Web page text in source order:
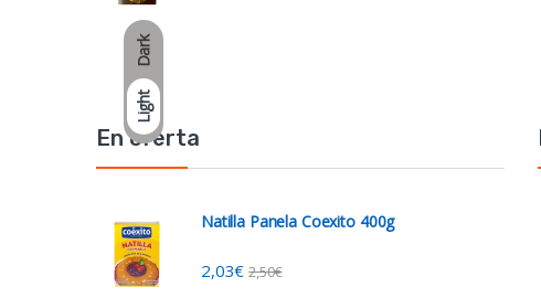
Dark
Light
En oferta
Natilla Panela Coexito 400g
2,03€ 2,50€